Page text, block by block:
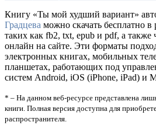
Книгу «Ты мой худший вариант»
Градцева можно скачать бесплатно
таких как fb2, txt, epub и pdf, а
онлайн на сайте. Эти форматы
электронных книгах, мобильных
планшетах, работающих под
систем Android, iOS (iPhone, iPad) и
* – На данном веб-ресурсе представлена
книги. Полная версия доступна для
распространителя.